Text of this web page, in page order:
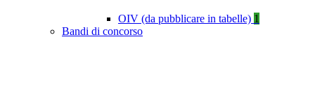
OIV (da pubblicare in tabelle) 1
Bandi di concorso